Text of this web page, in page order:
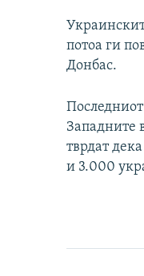
потоа ги
Донбас.
Западните
тврдат
и 3.000